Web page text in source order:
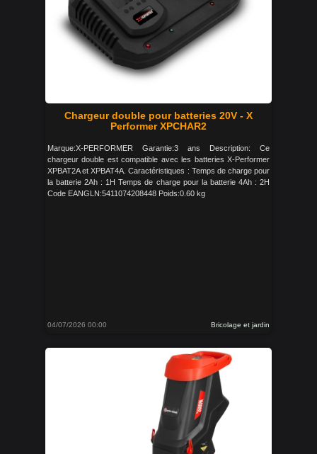
Chargeur double pour batteries 20V - X
Performer XPCHAR2
Marque:X-PERFORMER Garantie:3 ans Description: Ce
chargeur double est compatible avec les batteries X-Performer
XPBAT2A et XPBAT4A. Caractéristiques : Temps de charge pour
la batterie 2Ah : 1H Temps de charge pour la batterie 4Ah : 2H
Code EANGLN:5411074208448 Poids:0.60 kg
04/07/2026 00:00 Bricolage et jardin